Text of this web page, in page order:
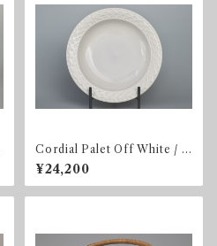
Cordial Palet Off White / L
ight gray Soup Bowl
¥24,200